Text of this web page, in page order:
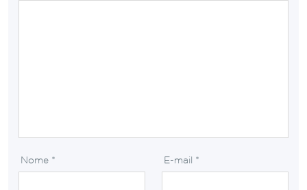
Nome * E-mail *